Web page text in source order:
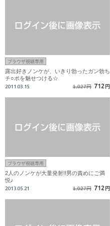
ブラウザ視聴専用
露出好きノンケが、いきり勃ったガン勃ち
チ○ポを魅せつける☆
2011.03.15 1,027円 712 円
ブラウザ視聴専用
2人のノンケが大量発射!!男の責めにご満
悦♪
2013.05.21 1,027円 712 円